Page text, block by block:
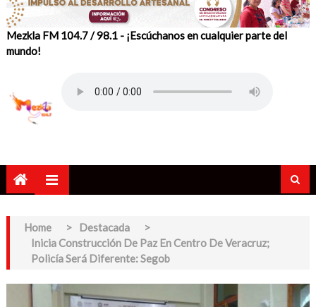
Mezkla FM 104.7 / 98.1 - ¡Escúchanos en cualquier parte del
mundo!
Home > Destacada
>
Inicia Construcción De Paz En Centro De Veracruz;
Policía Será Diferente: Segob